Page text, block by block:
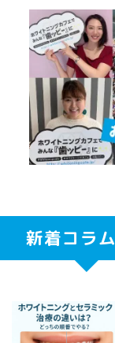
新着コラム